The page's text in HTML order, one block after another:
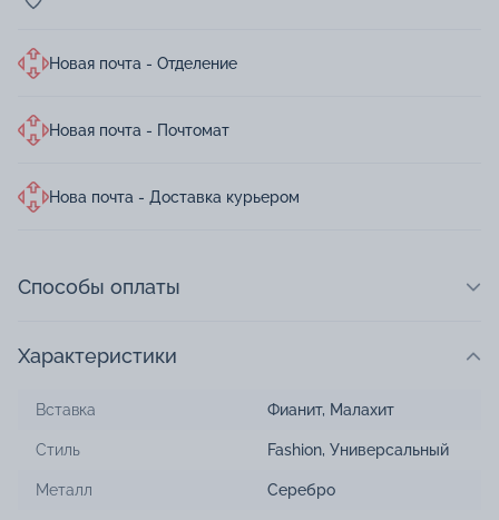
Новая почта - Отделение
Новая почта - Почтомат
Нова почта - Доставка курьером
Способы оплаты
Характеристики
Вставка Фианит, Малахит
Стиль Fashion, Универсальный
Металл Серебро